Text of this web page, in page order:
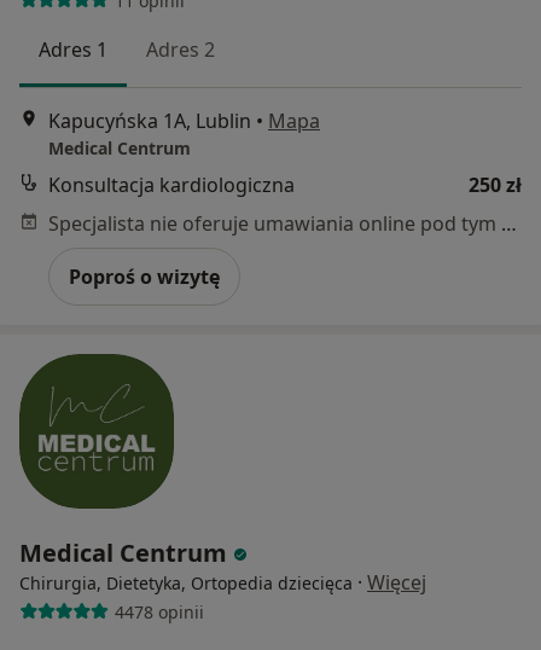
Adres 1 Adres 2
Kapucyńska 1A, Lublin • Mapa
Medical Centrum
Konsultacja kardiologiczna
250 zł
Specjalista nie oferuje umawiania online pod tym adresem.
Poproś o wizytę
Medical Centrum
Chirurgia, Dietetyka, Ortopedia dziecięca · Więcej
4478 opinii